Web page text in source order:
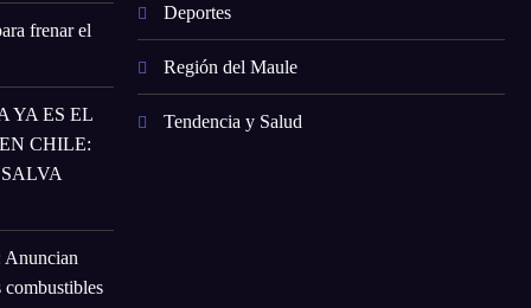
frenar el
YA ES EL
CHILE:
Anuncian
combustibles
Deportes
Región del Maule
Tendencia y Salud